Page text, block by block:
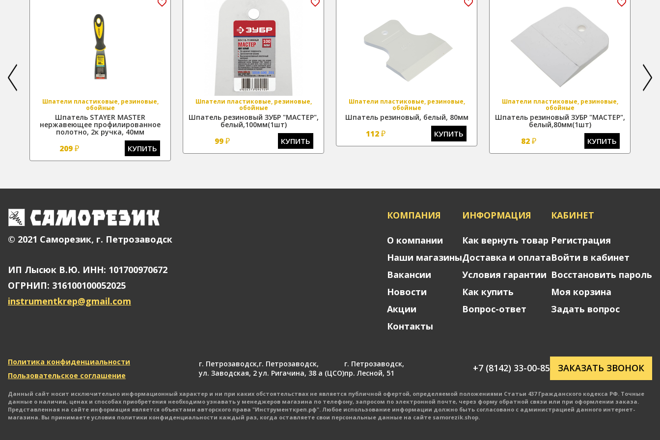
Шпатели пластиковые, резиновые,
обойные
Шпатель STAYER MASTER
нержавеющее профилированное
полотно, 2к ручка, 40мм
209 ₽ КУПИТЬ
Шпатели пластиковые, резиновые,
обойные
Шпатель резиновый ЗУБР "МАСТЕР",
белый,100мм(1шт)
99 ₽ КУПИТЬ
Шпатели пластиковые, резиновые,
обойные
Шпатель резиновый, белый, 80мм
112 ₽ КУПИТЬ
Шпатели пластиковые, резиновые,
обойные
Шпатель резиновый ЗУБР "МАСТЕР",
белый,80мм(1шт)
82 ₽ КУПИТЬ
© 2021 Саморезик, г. Петрозаводск
ИП Лысюк В.Ю. ИНН: 101700970672
ОГРНИП: 316100100052025
instrumentkrep@gmail.com
КОМПАНИЯ
О компании
Наши магазины
Вакансии
Новости
Акции
Контакты
ИНФОРМАЦИЯ
Как вернуть товар
Доставка и оплата
Условия гарантии
Как купить
Вопрос-ответ
КАБИНЕТ
Регистрация
Войти в кабинет
Восстановить пароль
Моя корзина
Задать вопрос
Политика конфиденциальности
Пользовательское соглашение
г. Петрозаводск,
ул. Заводская, 2
г. Петрозаводск,
ул. Ригачина, 38 а (ЦСО)
г. Петрозаводск,
пр. Лесной, 51
+7 (8142) 33-00-85 ЗАКАЗАТЬ ЗВОНОК
Данный сайт носит исключительно информационный характер и ни при каких обстоятельствах не является публичной офертой, определяемой положениями Статьи 437 Гражданского кодекса РФ. Точные
данные о наличии, ценах и способах приобретения необходимо узнавать у менеджеров магазина по телефону, запросом по электронной почте, через форму обратной связи или при оформлении заказа.
Представленная на сайте информация является объектами авторского права "Инструменткреп.рф". Любое использование информации должно быть согласовано с администрацией данного интернет-
магазина. Вы принимаете условия политики конфиденциальности каждый раз, когда оставляете свои персональные данные на сайте samorezik.shop.